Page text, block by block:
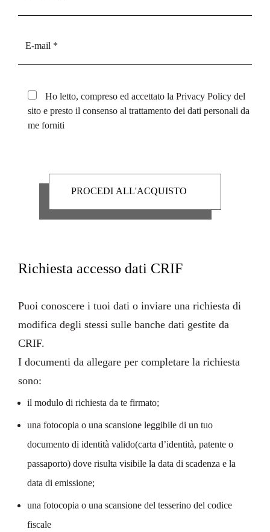
Ho letto, compreso ed accettato la Privacy Policy del
sito e presto il consenso al trattamento dei dati personali da
me forniti
Richiesta accesso dati CRIF
Puoi conoscere i tuoi dati o inviare una richiesta di
modifica degli stessi sulle banche dati gestite da
CRIF.
I documenti da allegare per completare la richiesta
sono:
il modulo di richiesta da te firmato;
una fotocopia o una scansione leggibile di un tuo
documento di identità valido(carta d’identità, patente o
passaporto) dove risulta visibile la data di scadenza e la
data di emissione;
una fotocopia o una scansione del tesserino del codice
fiscale